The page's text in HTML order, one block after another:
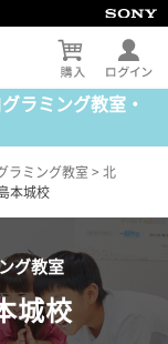
ラミング教室・
ラミング教室 > 北
本城校
グ教室
城校